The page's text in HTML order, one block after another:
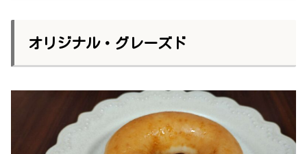
オリジナル・グレーズド